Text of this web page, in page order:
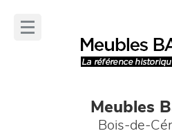
Meubles
Bois-de-